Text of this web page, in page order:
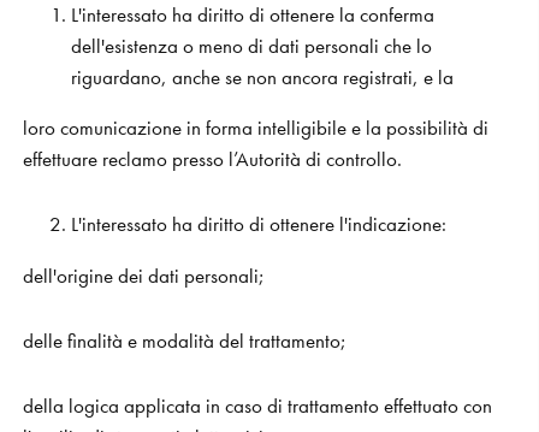
L'interessato ha diritto di ottenere la conferma
dell'esistenza o meno di dati personali che lo
riguardano, anche se non ancora registrati, e la
loro comunicazione in forma intelligibile e la possibilità di
effettuare reclamo presso l’Autorità di controllo.
L'interessato ha diritto di ottenere l'indicazione:
dell'origine dei dati personali;
delle finalità e modalità del trattamento;
della logica applicata in caso di trattamento effettuato con